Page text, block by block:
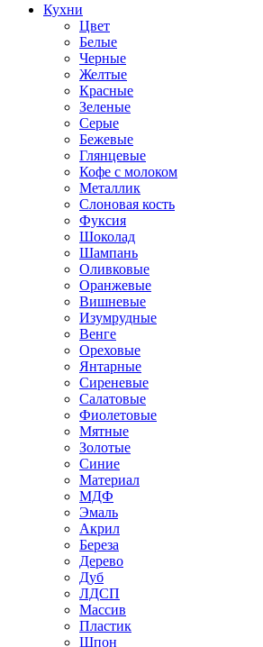
Кухни
Цвет
Белые
Черные
Желтые
Красные
Зеленые
Серые
Бежевые
Глянцевые
Кофе с молоком
Металлик
Слоновая кость
Фуксия
Шоколад
Шампань
Оливковые
Оранжевые
Вишневые
Изумрудные
Венге
Ореховые
Янтарные
Сиреневые
Салатовые
Фиолетовые
Мятные
Золотые
Синие
Материал
МДФ
Эмаль
Акрил
Береза
Дерево
Дуб
ЛДСП
Массив
Пластик
Шпон